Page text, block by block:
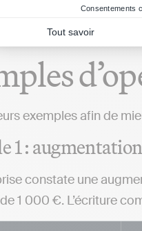
Consentements
Tout savoir
exemples afin de
1 :
constate une
1 000 €. L’écriture